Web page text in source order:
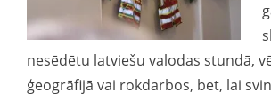
nesēdētu latviešu valodas stundā,
ģeogrāfijā vai rokdarbos, bet, lai